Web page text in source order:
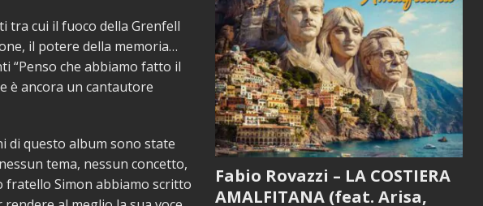
tra cui il fuoco della Grenfell
il potere della memoria…
“Penso che abbiamo fatto il
è ancora un cantautore
di questo album sono state
tema, nessun concetto,
fratello Simon abbiamo scritto
Fabio Rovazzi – LA COSTIERA
AMALFITANA (feat. Arisa,